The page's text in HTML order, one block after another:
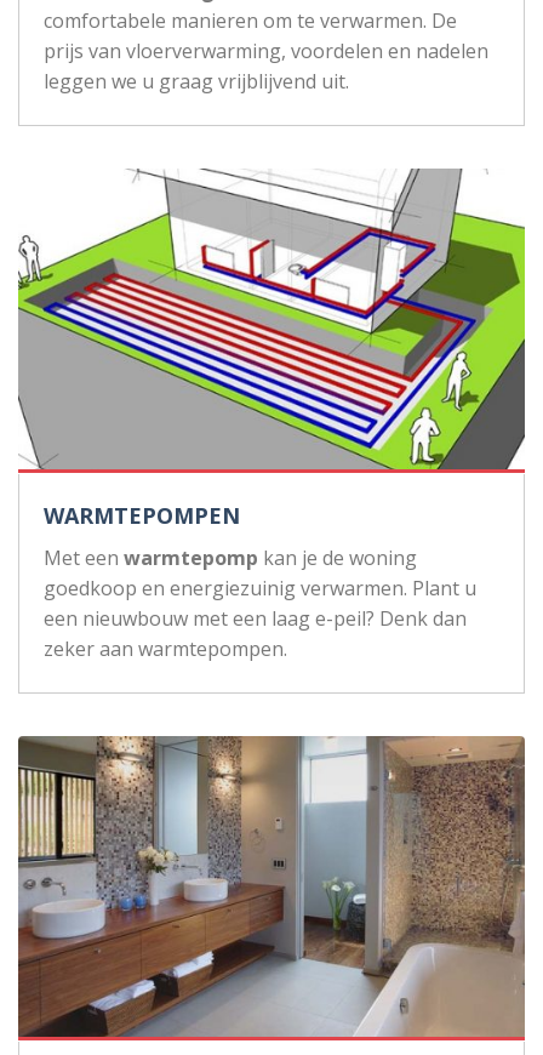
comfortabele manieren om te verwarmen. De
prijs van vloerverwarming, voordelen en nadelen
leggen we u graag vrijblijvend uit.
WARMTEPOMPEN
Met een warmtepomp kan je de woning
goedkoop en energiezuinig verwarmen. Plant u
een nieuwbouw met een laag e-peil? Denk dan
zeker aan warmtepompen.